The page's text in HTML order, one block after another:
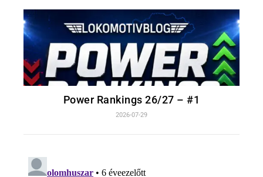
Power Rankings 26/27 – #1
2026-07-29